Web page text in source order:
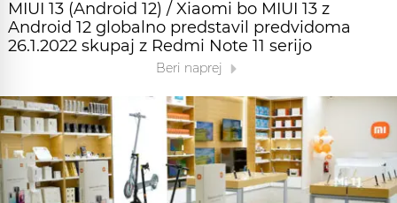
MIUI 13 (Android 12) / Xiaomi bo MIUI 13 z
Android 12 globalno predstavil predvidoma
26.1.2022 skupaj z Redmi Note 11 serijo
Beri naprej